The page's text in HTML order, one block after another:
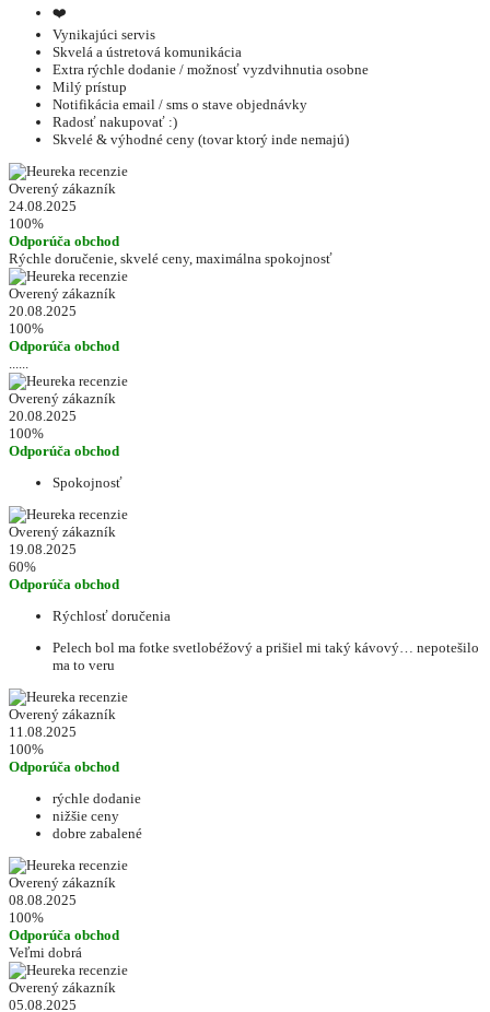
❤️
Vynikajúci servis
Skvelá a ústretová komunikácia
Extra rýchle dodanie / možnosť vyzdvihnutia osobne
Milý prístup
Notifikácia email / sms o stave objednávky
Radosť nakupovať :)
Skvelé & výhodné ceny (tovar ktorý inde nemajú)
Overený zákazník
24.08.2025
100%
Odporúča obchod
Rýchle doručenie, skvelé ceny, maximálna spokojnosť
Overený zákazník
20.08.2025
100%
Odporúča obchod
Overený zákazník
20.08.2025
100%
Odporúča obchod
Spokojnosť
Overený zákazník
19.08.2025
60%
Odporúča obchod
Rýchlosť doručenia
Pelech bol ma fotke svetlobéžový a prišiel mi taký kávový… nepotešilo
ma to veru
Overený zákazník
11.08.2025
100%
Odporúča obchod
rýchle dodanie
nižšie ceny
dobre zabalené
Overený zákazník
08.08.2025
100%
Odporúča obchod
Veľmi dobrá
Overený zákazník
05.08.2025